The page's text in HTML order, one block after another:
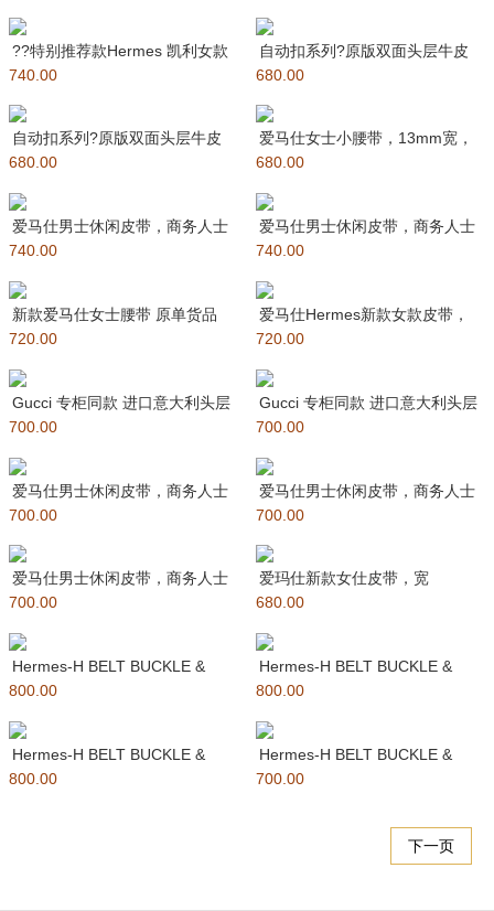
??特别推荐款Hermes 凯利女款
皮带，EPSOM进口小
740.00
自动扣系列?原版双面头层牛皮
搭配钢扣五金，皮带易穿戴；抽
680.00
自动扣系列?原版双面头层牛皮
搭配钢扣五金，皮带易穿戴；抽
680.00
爱马仕女士小腰带，13mm宽，
进口原厂EPSON掌纹头层牛
680.00
爱马仕男士休闲皮带，商务人士
最爱，专柜在售爆款 ?采用进口
740.00
爱马仕男士休闲皮带，商务人士
最爱，专柜在售爆款 ?采用进
740.00
新款爱马仕女士腰带 原单货品
走秀新款 宽度3,2CM 最
720.00
爱马仕Hermes新款女款皮带，
正品宽度15mm,采用EPS
720.00
Gucci 专柜同款 进口意大利头层
压纹牛皮 原版进口平纹底
700.00
Gucci 专柜同款 进口意大利头层
压纹牛皮 原版进口平纹底
700.00
爱马仕男士休闲皮带，商务人士
最爱，专柜在售爆款 ?采用原厂
700.00
爱马仕男士休闲皮带，商务人士
最爱，专柜在售爆款 ?采用原厂
700.00
爱马仕男士休闲皮带，商务人士
最爱，专柜在售爆款 ?采用原厂
700.00
爱玛仕新款女仕皮带，宽
1.5cm，意大利原厂 EP，并非市
680.00
Hermes-H BELT BUCKLE &
REVERSI
800.00
Hermes-H BELT BUCKLE &
REVERSI
800.00
Hermes-H BELT BUCKLE &
REVERSI
800.00
Hermes-H BELT BUCKLE &
REVERSI
700.00
下一页